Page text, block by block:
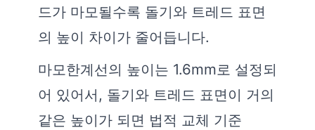
드가 마모될수록 돌기와 트레드 표면
의 높이 차이가 줄어듭니다.
마모한계선의 높이는 1.6mm로 설정되
어 있어서, 돌기와 트레드 표면이 거의
같은 높이가 되면 법적 교체 기준